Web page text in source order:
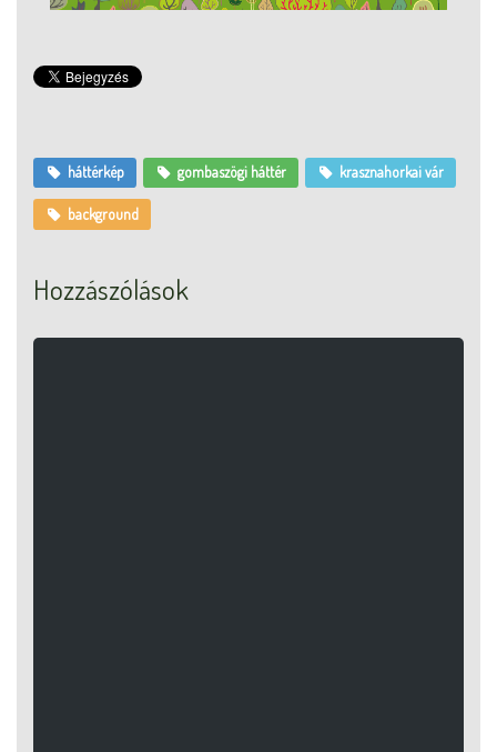
háttérkép gombaszögi háttér krasznahorkai vár
background
Hozzászólások